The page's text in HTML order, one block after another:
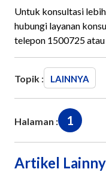
Untuk konsultasi
hubungi layanan
telepon 1500725 atau
Topik : LAINNYA
Halaman : 1
Artikel